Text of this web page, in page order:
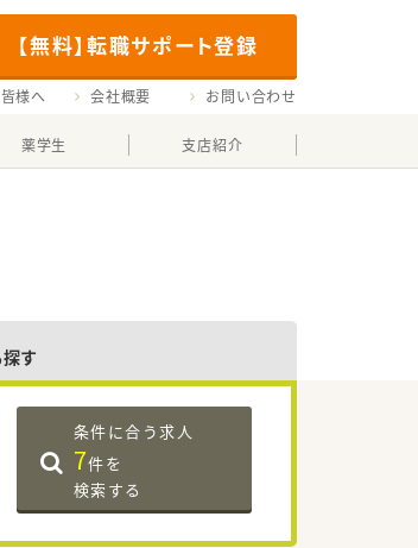
【無料】転職サポート登録
様へ 会社概要 お問い合わせ
薬学生 支店紹介
す
条件に合う求人
7件を
検索する